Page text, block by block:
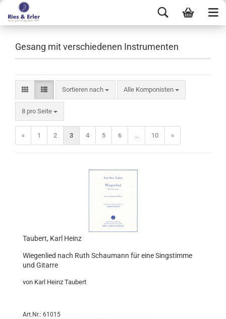
Gesang mit verschiedenen Instrumenten
Sortieren nach Alle Komponisten
8 pro Seite
« 1 2 3 4 5 6 ... 10 »
Taubert, Karl Heinz
Wiegenlied nach Ruth Schaumann für eine Singstimme
und Gitarre
von Karl Heinz Taubert
Art.Nr.: 61015